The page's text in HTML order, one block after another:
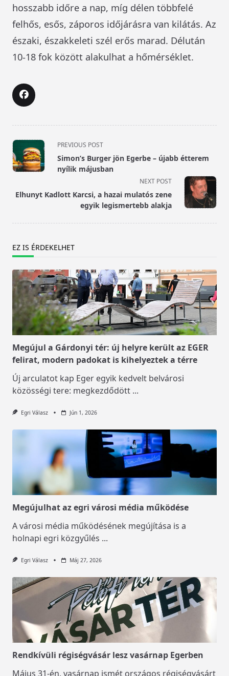
hosszabb időre a nap, míg délen többfelé
felhős, esős, záporos időjárásra van kilátás. Az
északi, északkeleti szél erős marad. Délután
10-18 fok között alakulhat a hőmérséklet.
<span
class="nav-
subtitle
reader-
text">Page</span>
PREVIOUS POST
Simon’s Burger jön Egerbe – újabb étterem
nyílik májusban
NEXT POST
Elhunyt Kadlott Karcsi, a hazai mulatós zene
egyik legismertebb alakja
EZ IS ÉRDEKELHET
Megújul a Gárdonyi tér: új helyre került az EGER
felirat, modern padokat is kihelyeztek a térre
Új arculatot kap Eger egyik kedvelt belvárosi
közösségi tere: megkezdődött ...
Egri Válasz Jún 1, 2026
Megújulhat az egri városi média működése
A városi média működésének megújítása is a
holnapi egri közgyűlés ...
Egri Válasz Máj 27, 2026
Rendkívüli régiségvásár lesz vasárnap Egerben
Május 31-én, vasárnap ismét országos régiségvásárt